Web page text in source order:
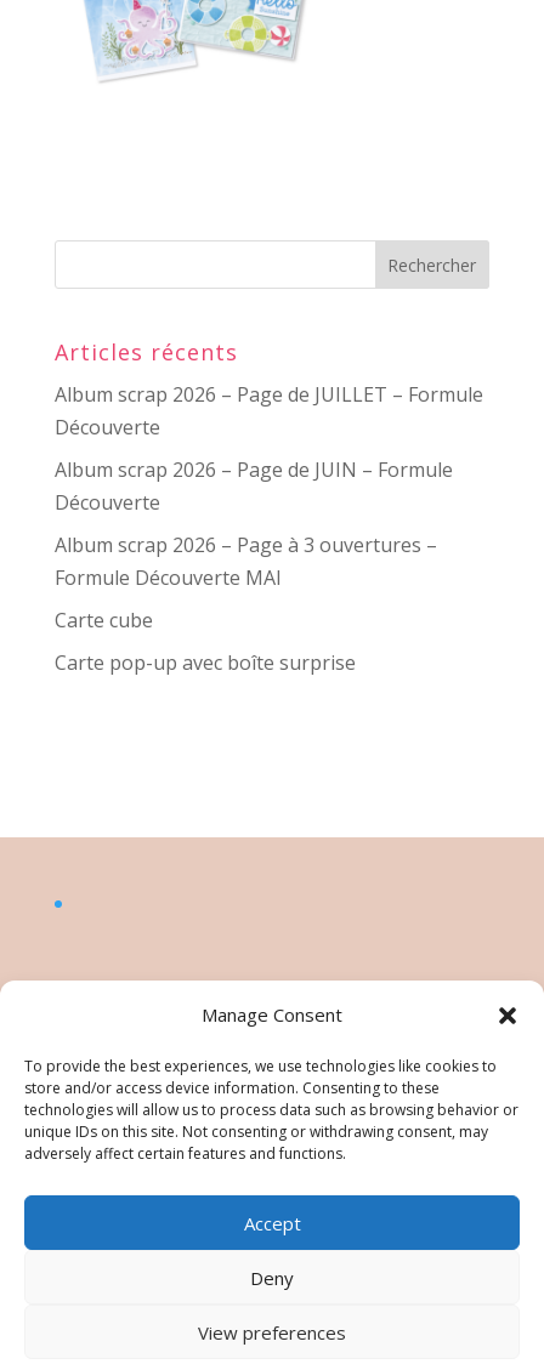
Manage Consent
To provide the best experiences, we use technologies like cookies to
store and/or access device information. Consenting to these
technologies will allow us to process data such as browsing behavior or
unique IDs on this site. Not consenting or withdrawing consent, may
adversely affect certain features and functions.
Accept
Deny
View preferences
Articles récents
Album scrap 2026 – Page de JUILLET – Formule
Découverte
Album scrap 2026 – Page de JUIN – Formule
Découverte
Album scrap 2026 – Page à 3 ouvertures –
Formule Découverte MAI
Carte cube
Carte pop-up avec boîte surprise
©Nésiris. Katia Picollier est Démonstratrice
indépendante pour Stampin' Up!®. Katia est
responsable du contenu de ce site, pour toute
utilisation des tutos/images/photos une